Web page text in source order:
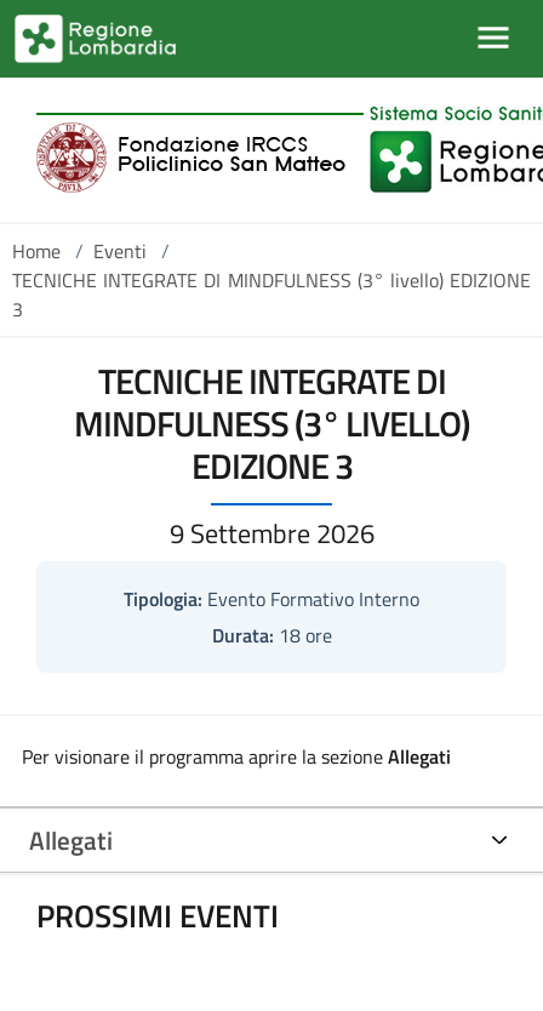
Salta al contenuto principale
Home / Eventi /
TECNICHE INTEGRATE DI MINDFULNESS (3° livello) EDIZIONE
3
TECNICHE INTEGRATE DI
MINDFULNESS (3° LIVELLO)
EDIZIONE 3
9 Settembre 2026
Tipologia: Evento Formativo Interno
Durata: 18 ore
Per visionare il programma aprire la sezioneAllegati
Allegati
PROSSIMI EVENTI